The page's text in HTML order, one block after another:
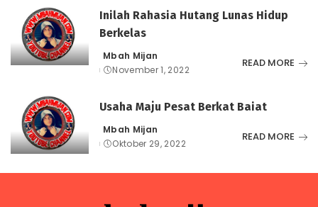
Inilah Rahasia Hutang Lunas Hidup
Berkelas
Posted
by
Mbah Mijan
November 1, 2022
READ MORE
Usaha Maju Pesat Berkat Baiat
Posted
by
Mbah Mijan
Oktober 29, 2022
READ MORE